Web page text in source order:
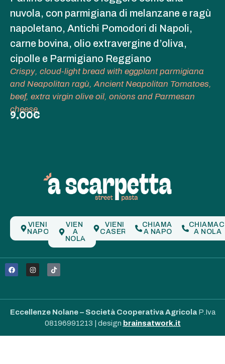
nuvola, con parmigiana di melanzane e ragù
napoletano, Antichi Pomodori di Napoli,
carne bovina, olio extravergine d’oliva,
cipolle e Parmigiano Reggiano
Crispy, cloud-light bread with eggplant parmigiana
and Neapolitan ragù, Ancient Neapolitan Tomatoes,
beef, extra virgin olive oil, onions and Parmesan
cheese.
9,00€
VIENI A
NAPOLI
VIENI
A
NOLA
VIENI A
CASERTA
CHIAMACI
A NAPOLI
A NOLA
Eccellenze Nolane – Società Cooperativa AgricolaP.Iva
08196991213 | design brainsatwork.it